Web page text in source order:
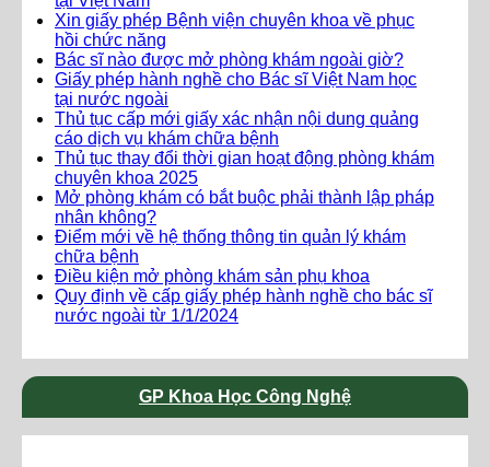
Xin giấy phép Bệnh viện chuyên khoa về phục
hồi chức năng
Bác sĩ nào được mở phòng khám ngoài giờ?
Giấy phép hành nghề cho Bác sĩ Việt Nam học
tại nước ngoài
Thủ tục cấp mới giấy xác nhận nội dung quảng
cáo dịch vụ khám chữa bệnh
Thủ tục thay đổi thời gian hoạt động phòng khám
chuyên khoa 2025
Mở phòng khám có bắt buộc phải thành lập pháp
nhân không?
Điểm mới về hệ thống thông tin quản lý khám
chữa bệnh
Điều kiện mở phòng khám sản phụ khoa
Quy định về cấp giấy phép hành nghề cho bác sĩ
nước ngoài từ 1/1/2024
GP Khoa Học Công Nghệ